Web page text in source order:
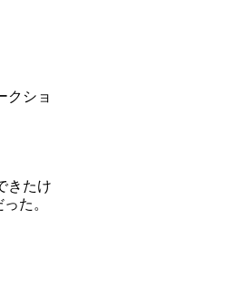
クショ
きたけ
た。